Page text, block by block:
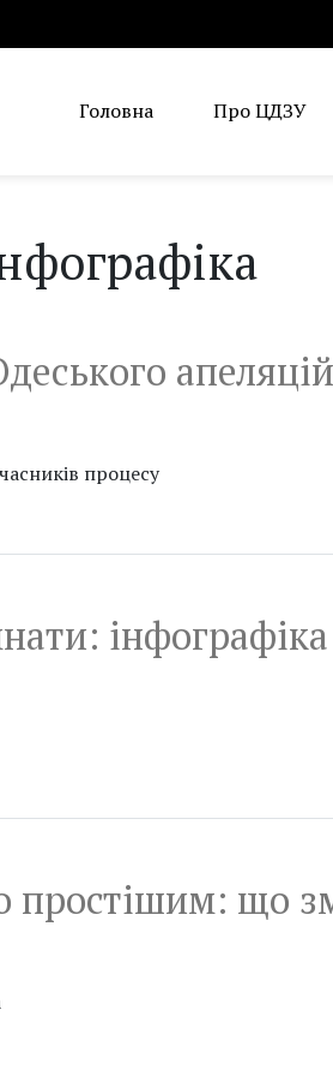
Головна Про ЦДЗУ
процесу
інфографіка
простішим: що